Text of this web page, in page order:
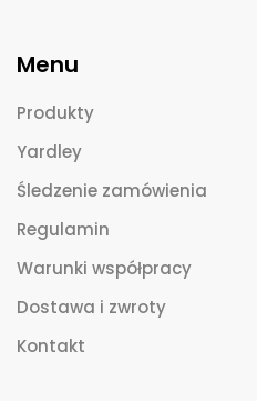
Menu
Produkty
Yardley
Śledzenie zamówienia
Regulamin
Warunki współpracy
Dostawa i zwroty
Kontakt